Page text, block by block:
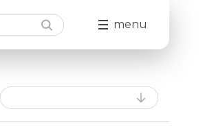
menu